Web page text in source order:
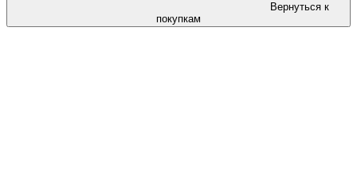
Вернуться к
покупкам